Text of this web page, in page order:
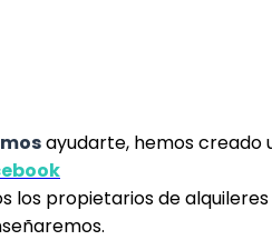
ayudarte, hemos creado
los propietarios de alquileres